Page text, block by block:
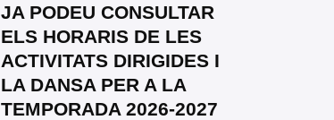
JA PODEU CONSULTAR
ELS HORARIS DE LES
ACTIVITATS DIRIGIDES I
LA DANSA PER A LA
TEMPORADA 2026-2027